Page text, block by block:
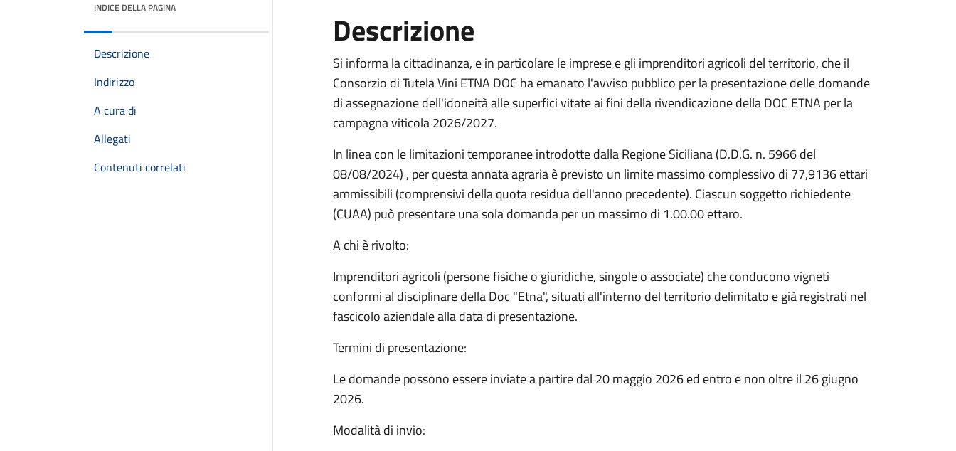
INDICE DELLA PAGINA
Descrizione
Indirizzo
A cura di
Allegati
Contenuti correlati
Descrizione
Si informa la cittadinanza, e in particolare le imprese e gli imprenditori agricoli del territorio, che il
Consorzio di Tutela Vini ETNA DOC ha emanato l'avviso pubblico per la presentazione delle domande
di assegnazione dell'idoneità alle superfici vitate ai fini della rivendicazione della DOC ETNA per la
campagna viticola 2026/2027.
In linea con le limitazioni temporanee introdotte dalla Regione Siciliana (D.D.G. n. 5966 del
08/08/2024) , per questa annata agraria è previsto un limite massimo complessivo di 77,9136 ettari
ammissibili (comprensivi della quota residua dell'anno precedente). Ciascun soggetto richiedente
(CUAA) può presentare una sola domanda per un massimo di 1.00.00 ettaro.
A chi è rivolto:
Imprenditori agricoli (persone fisiche o giuridiche, singole o associate) che conducono vigneti
conformi al disciplinare della Doc "Etna", situati all'interno del territorio delimitato e già registrati nel
fascicolo aziendale alla data di presentazione.
Termini di presentazione:
Le domande possono essere inviate a partire dal 20 maggio 2026 ed entro e non oltre il 26 giugno
2026.
Modalità di invio: